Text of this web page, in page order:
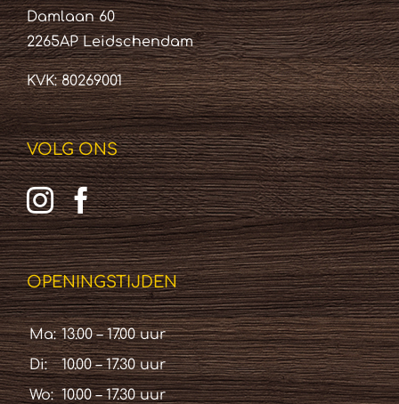
Damlaan 60
2265AP Leidschendam
KVK: 80269001
VOLG ONS
OPENINGSTIJDEN
Ma: 13.00 – 17.00 uur
Di:
10.00 – 17.30 uur
Wo: 10.00 – 17.30 uur